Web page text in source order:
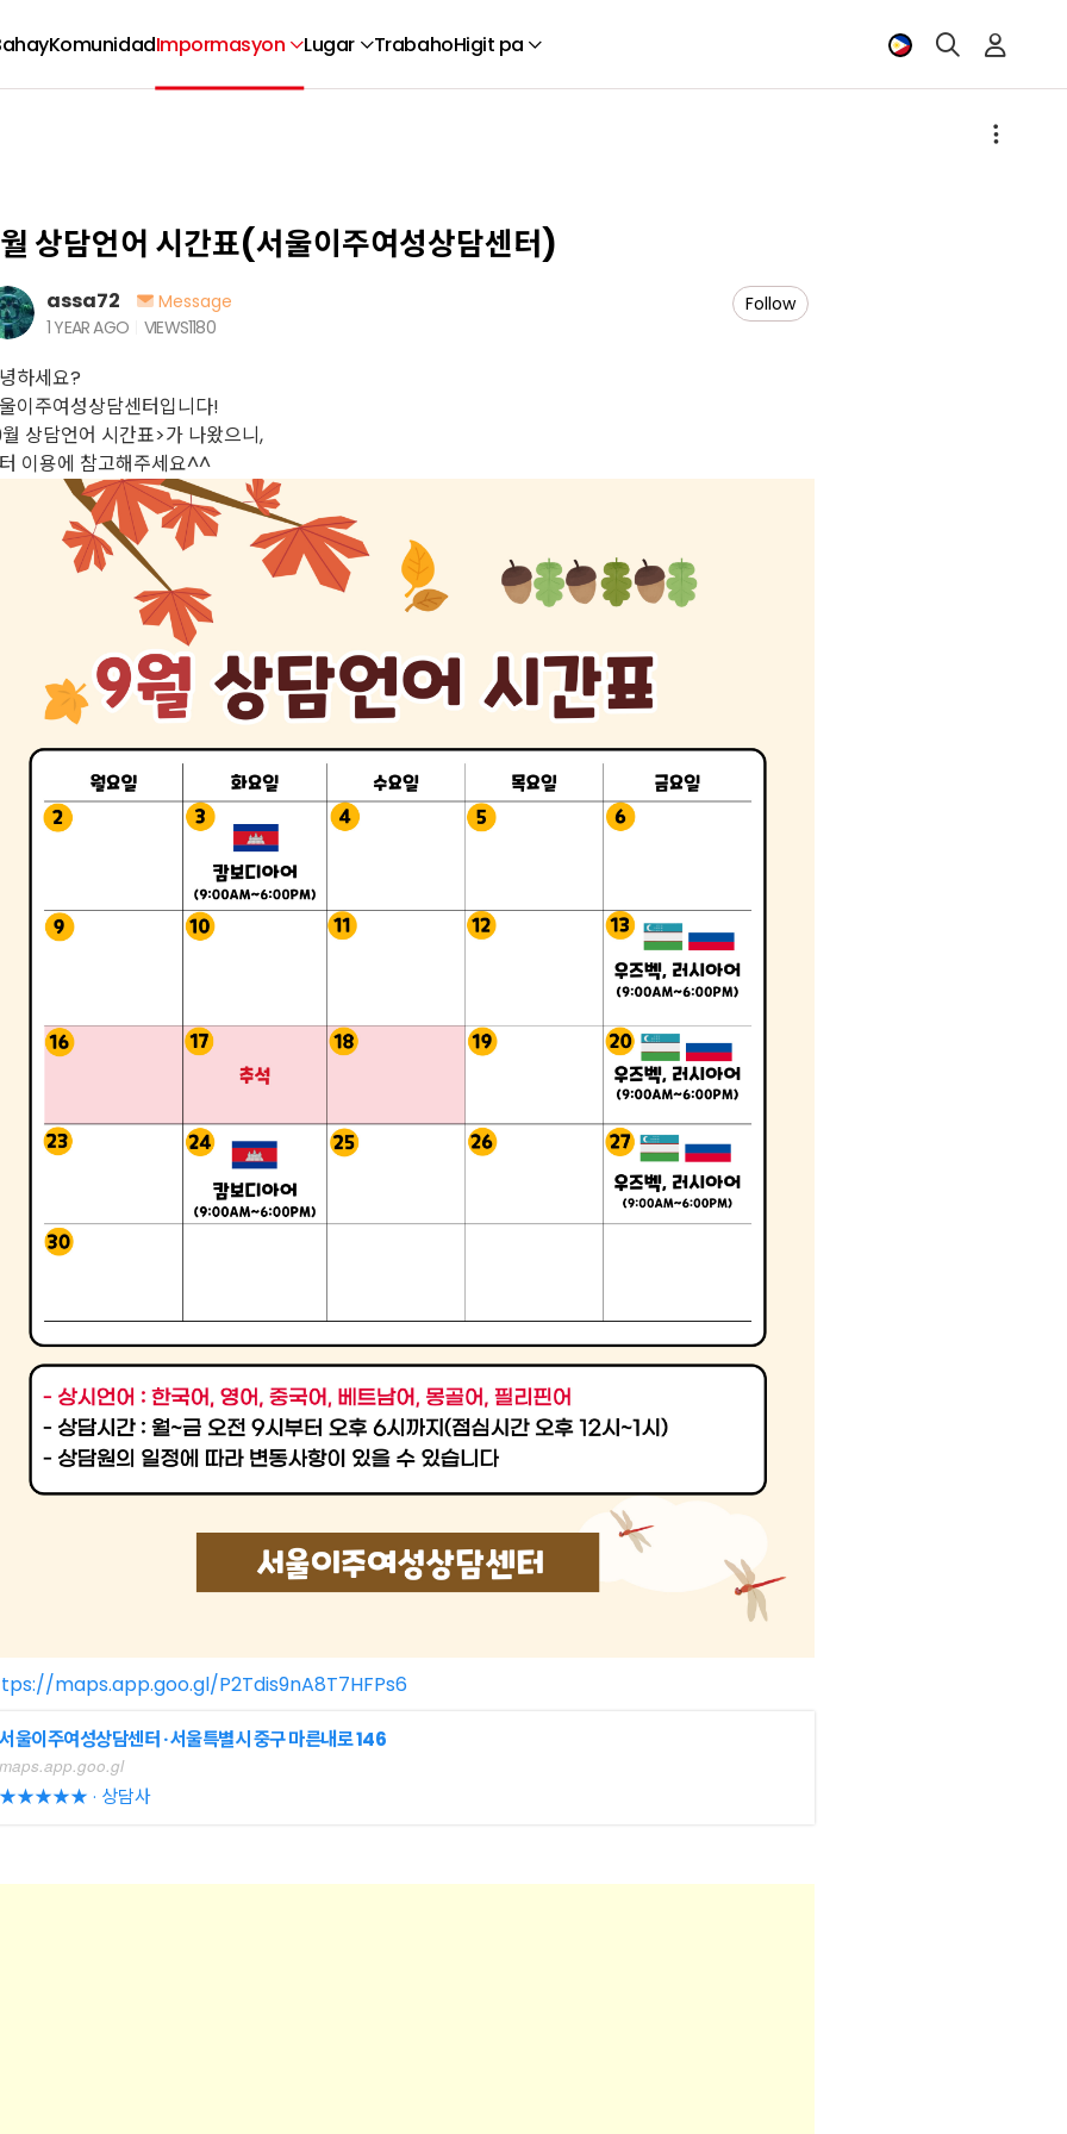
KomunidadImpormasyon Lugar TrabahoHigit pa
상담언어 시간표(서울이주여성상담센터)
assa72
Message
1 YEAR AGO
VIEWS1180
Follow
하세요?
이주여성상담센터입니다!
상담언어 시간표>가 나왔으니,
이용에 참고해주세요^^
maps.app.goo.gl/P2Tdis9nA8T7HFPs6
서울이주여성상담센터 · 서울특별시 중구 마른내로 146
maps.app.goo.gl
★★★★★ · 상담사